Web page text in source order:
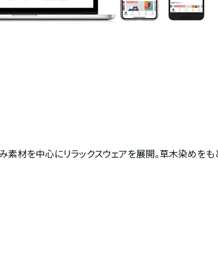
材を中心にリラックスウェアを展開。草木染めを